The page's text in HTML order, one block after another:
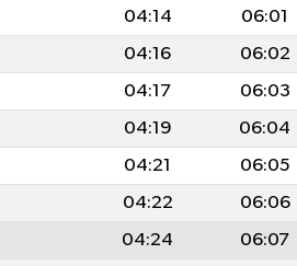
04:14 06:01
04:16 06:02
04:17 06:03
04:19 06:04
04:21 06:05
04:22 06:06
04:24 06:07